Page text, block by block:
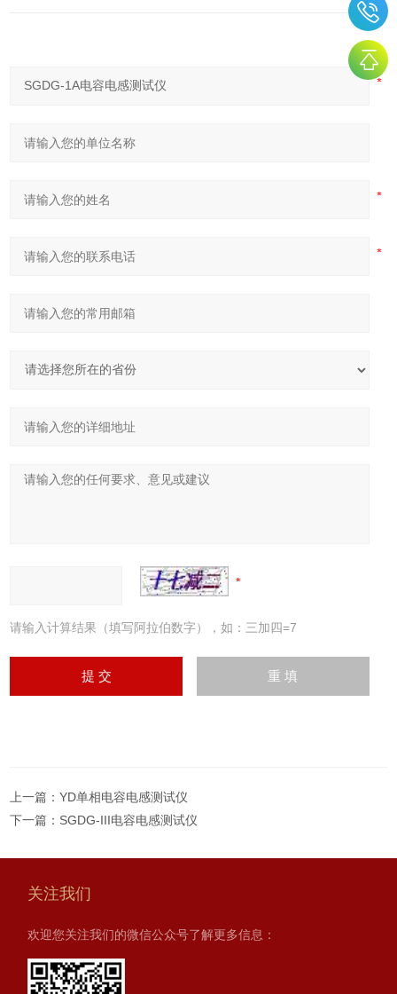
请输入计算结果（填写阿拉伯数字），如：三加四=7
上一篇：YD单相电容电感测试仪
下一篇： SGDG-III电容电感测试仪
关注我们
欢迎您关注我们的微信公众号了解更多信息：